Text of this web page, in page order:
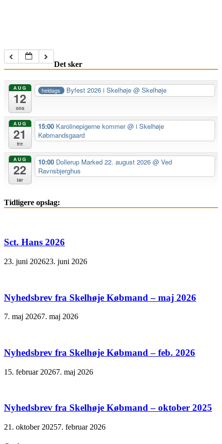
Det sker
AUG
12
ons
heldags Byfest 2026 i Skelhøje@ Skelhøje
AUG
21
fre
15:00 Karolinepigerne kommer@ i Skelhøje
Købmandsgaard
AUG
22
lør
10:00 Dollerup Marked 22. august 2026 @ Ved
Ravnsbjerghus
Tidligere opslag:
Sct. Hans 2026
23. juni 202623. juni 2026
Nyhedsbrev fra Skelhøje Købmand – maj 2026
7. maj 20267. maj 2026
Nyhedsbrev fra Skelhøje Købmand – feb. 2026
15. februar 20267. maj 2026
Nyhedsbrev fra Skelhøje Købmand – oktober 2025
21. oktober 20257. februar 2026